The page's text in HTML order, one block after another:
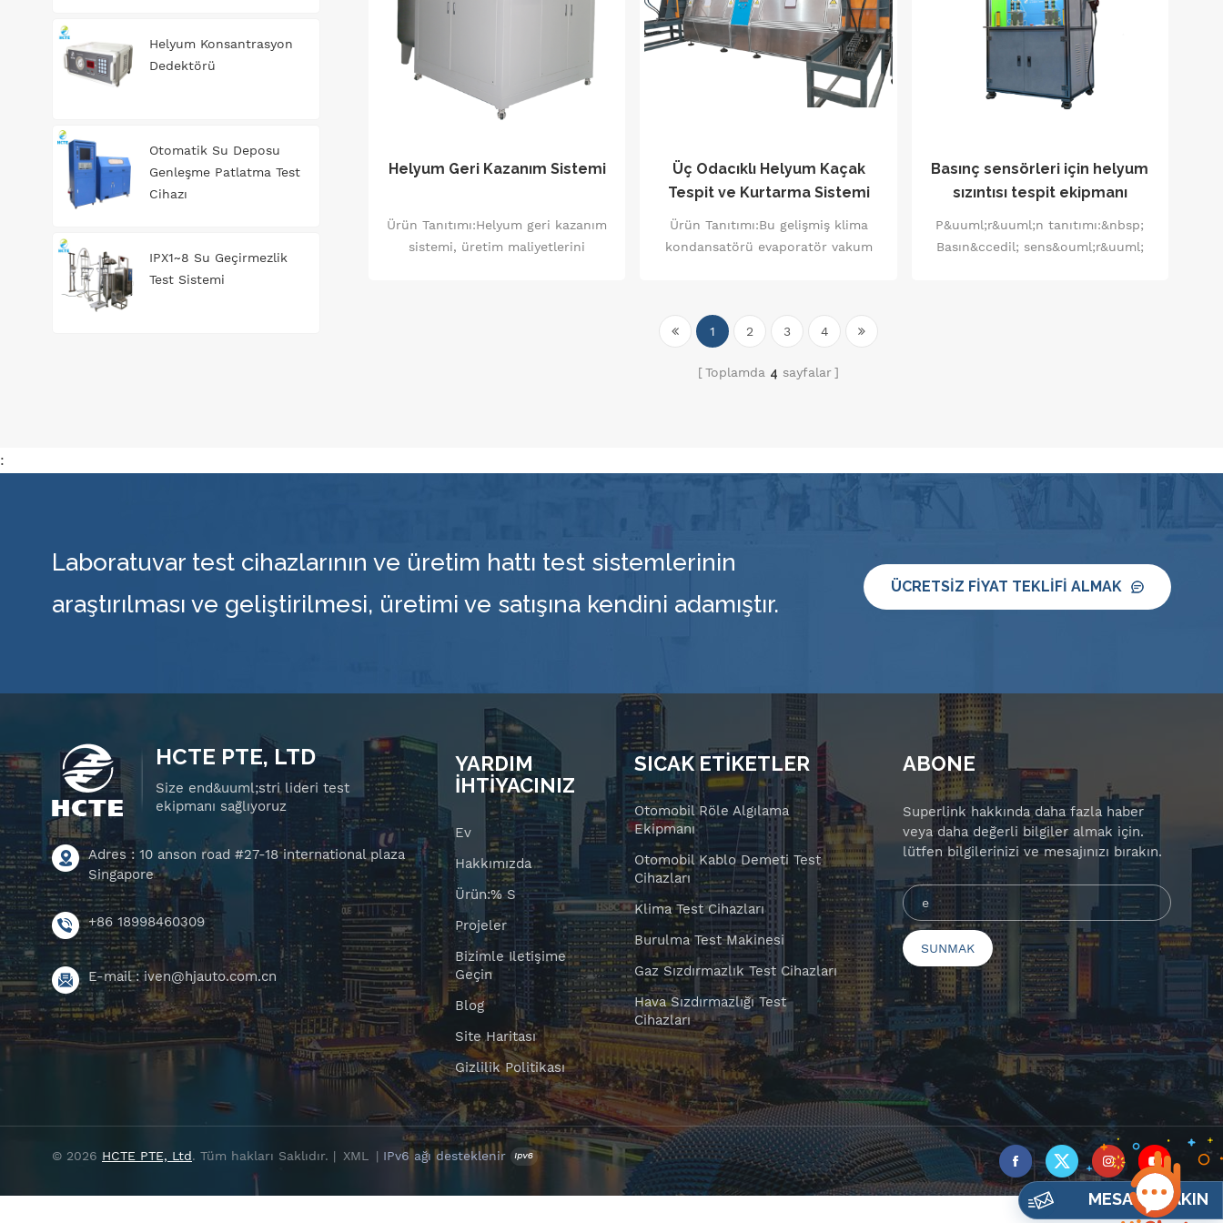
belirlenebilir.
Helyum Geri Kazanım Sistemi
Ürün Tanıtımı:Helyum geri kazanım
sistemi, üretim maliyetlerini
Üç Odacıklı Helyum Kaçak
Tespit ve Kurtarma Sistemi
Ürün Tanıtımı:Bu gelişmiş klima
kondansatörü evaporatör vakum
bileşenlerinin sızdırmazlığını ve
kalitesini sağlamak için özel olarak
tespit aracıdır.
Basınç sensörleri için helyum
sızıntısı tespit ekipmanı
P&uuml;r&uuml;n tanıtımı:&nbsp;
Basın&ccedil; sens&ouml;r&uuml;
şarj etmek ve sızıntı
kullanarak sızıntıyı tespit etmektir.
maliyetlerin azaltılması ve katı
sens&ouml;rlerin &uuml;retimi ve
kullanımına y&ouml;nelik garantiler
1 2 3 4
Toplamda 4 sayfalar
Helyum Konsantrasyon
Dedektörü
Otomatik Su Deposu
Genleşme Patlatma Test
Cihazı
IPX1~8 Su Geçirmezlik
Test Sistemi
:
Laboratuvar test cihazlarının ve üretim hattı test sistemlerinin
araştırılması ve geliştirilmesi, üretimi ve satışına kendini adamıştır.
ÜCRETSIZ FIYAT TEKLIFI ALMAK
HCTE PTE, LTD
Size end&uuml;stri lideri test
ekipmanı sağlıyoruz
Adres : 10 anson road #27-18 international plaza
Singapore
+86 18998460309
E-mail :iven@hjauto.com.cn
ABONE
Superlink hakkında daha fazla haber
veya daha değerli bilgiler almak için.
lütfen bilgilerinizi ve mesajınızı bırakın.
YARDIM
İHTİYACINIZ
Ev
Hakkımızda
Ürün:% S
Projeler
Bizimle Iletişime
Geçin
Blog
Site Haritası
Gizlilik Politikası
SICAK ETİKETLER
Otomobil Röle Algılama
Ekipmanı
Otomobil Kablo Demeti Test
Cihazları
Klima Test Cihazları
Burulma Test Makinesi
Gaz Sızdırmazlık Test Cihazları
Hava Sızdırmazlığı Test
Cihazları
© 2026 HCTE PTE, Ltd. Tüm hakları Saklıdır. | XML | IPv6 ağı desteklenir
MESAJ BIRAKIN